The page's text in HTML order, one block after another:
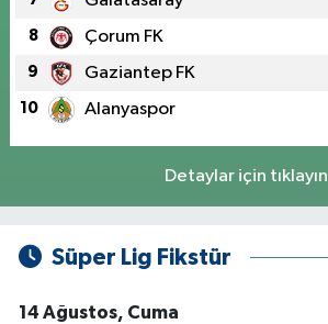
8 Çorum FK
9 Gaziantep FK
10 Alanyaspor
Detaylar için tıklayın
Süper Lig Fikstür
14 Ağustos, Cuma